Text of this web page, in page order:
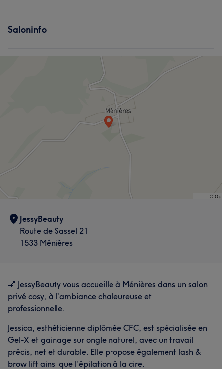
Saloninfo
JessyBeauty
Route de Sassel 21
1533 Ménières
💅 JessyBeauty vous accueille à Ménières dans un salon
privé cosy, à l’ambiance chaleureuse et
professionnelle.
Jessica, esthéticienne diplômée CFC, est spécialisée en
Gel-X et gainage sur ongle naturel, avec un travail
précis, net et durable. Elle propose également lash &
brow lift ainsi que l’épilation à la cire.